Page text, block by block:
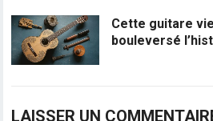
Cette guitare
bouleversé
LAISSER UN